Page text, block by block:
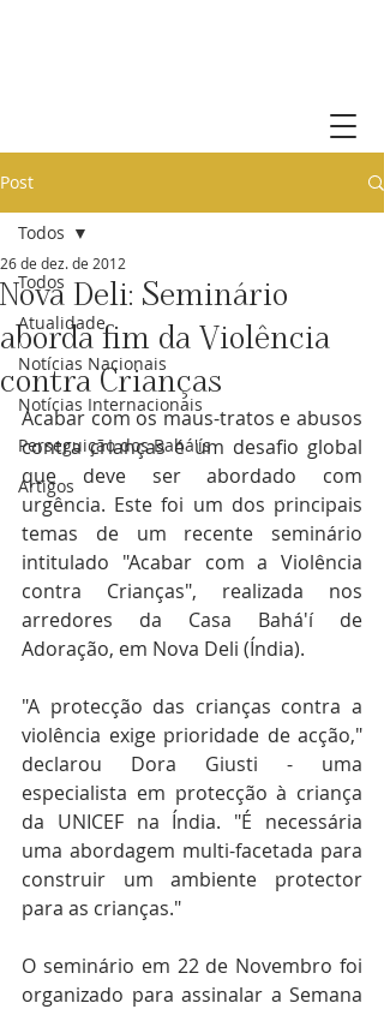
Post
Todos
Atualidade
Notícias Nacionais
Notícias Internacionais
Perseguição dos Bahá'ís
Artigos
Todos
Nova Deli: Seminário
aborda fim da Violência
contra Crianças
26 de dez. de 2012
Acabar com os maus-tratos e abusos
contra crianças é um desafio global
que deve ser abordado com
urgência. Este foi um dos principais
temas de um recente seminário
intitulado "Acabar com a Violência
contra Crianças", realizada nos
arredores da Casa Bahá'í de
Adoração, em Nova Deli (Índia).
"A protecção das crianças contra a
violência exige prioridade de acção,"
declarou Dora Giusti - uma
especialista em protecção à criança
da UNICEF na Índia. "É necessária
uma abordagem multi-facetada para
construir um ambiente protector
para as crianças."
O seminário em 22 de Novembro foi
organizado para assinalar a Semana